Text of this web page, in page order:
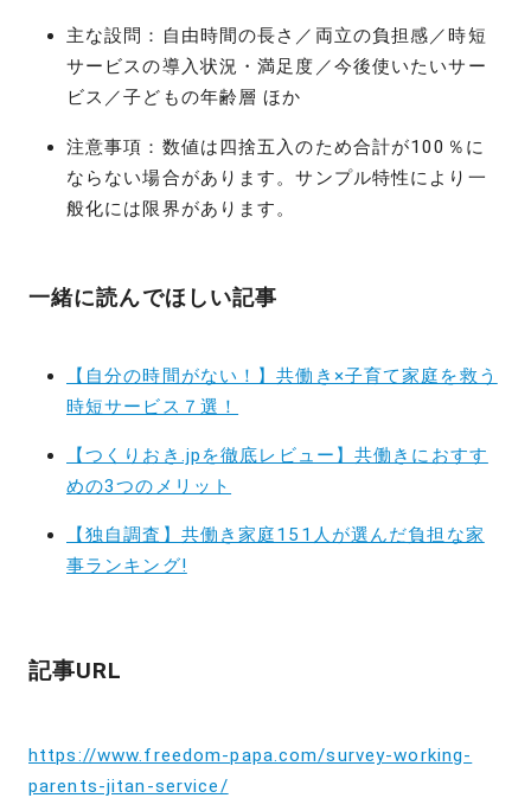
主な設問：自由時間の長さ／両立の負担感／時短
サービスの導入状況・満足度／今後使いたいサー
ビス／子どもの年齢層 ほか
注意事項：数値は四捨五入のため合計が100％に
ならない場合があります。サンプル特性により一
般化には限界があります。
一緒に読んでほしい記事
【自分の時間がない！】共働き×子育て家庭を救う
時短サービス７選！
【つくりおき.jpを徹底レビュー】共働きにおすす
めの3つのメリット
【独自調査】共働き家庭151人が選んだ負担な家
事ランキング!
記事URL
https://www.freedom-papa.com/survey-working-
parents-jitan-service/